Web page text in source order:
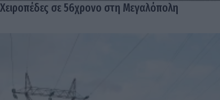
Χειροπέδες σε 56χρονο στη Μεγαλόπολη